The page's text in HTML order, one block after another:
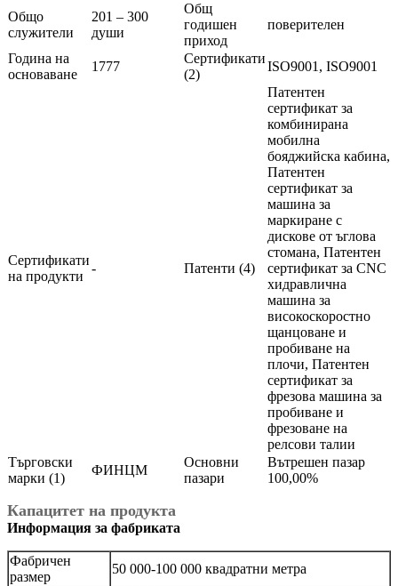
Общо
служители
201 – 300
души
Общ
годишен
приход
поверителен
Година на
основаване
1777
Сертификати
(2)
ISO9001, ISO9001
Сертификати
на продукти
- Патенти (4)
Патентен
сертификат за
комбинирана
мобилна
бояджийска кабина,
Патентен
сертификат за
машина за
маркиране с
дискове от ъглова
стомана, Патентен
сертификат за CNC
хидравлична
машина за
високоскоростно
щанцоване и
пробиване на
плочи, Патентен
сертификат за
фрезова машина за
пробиване и
фрезоване на
релсови талии
Търговски
марки (1)
ФИНЦМ
Основни
пазари
Вътрешен пазар
100,00%
Капацитет на продукта
Информация за фабриката
Фабричен
размер
50 000-100 000 квадратни метра